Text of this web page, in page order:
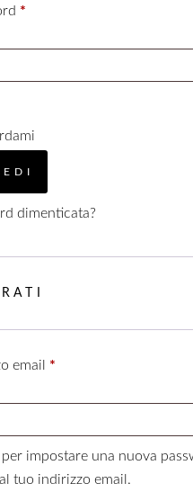
*
dimenticata?
email *
impostare una nuova
tuo indirizzo email.